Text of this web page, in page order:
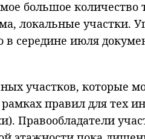
большое количество
локальные участки.
середине июля
участков, которые
правил для тех
Правообладатели